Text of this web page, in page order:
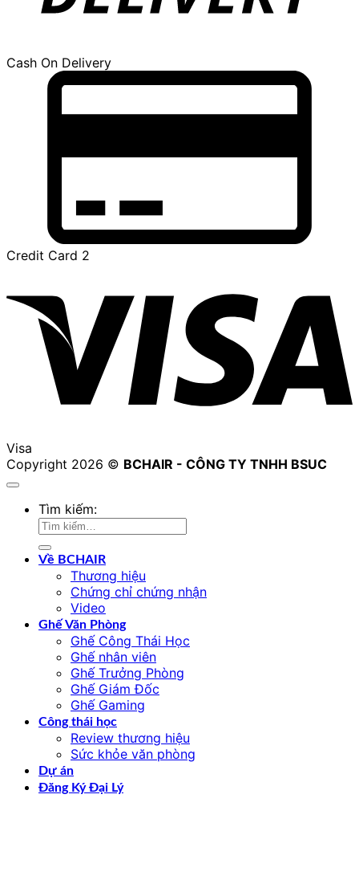
Cash On Delivery
Credit Card 2
Visa
Copyright 2026 © BCHAIR - CÔNG TY TNHH BSUC
Tìm kiếm:
Về BCHAIR
Thương hiệu
Chứng chỉ chứng nhận
Video
Ghế Văn Phòng
Ghế Công Thái Học
Ghế nhân viên
Ghế Trưởng Phòng
Ghế Giám Đốc
Ghế Gaming
Công thái học
Review thương hiệu
Sức khỏe văn phòng
Dự án
Đăng Ký Đại Lý